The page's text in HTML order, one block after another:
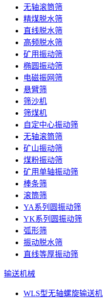
无轴滚筒筛
精煤脱水筛
直线脱水筛
高频脱水筛
矿用振动筛
椭圆振动筛
电磁振网筛
悬臂筛
筛沙机
筛煤机
自定中心振动筛
无轴滚筒筛
矿山振动筛
煤粉振动筛
矿用单轴振动筛
棒条筛
滚筒筛
YA系列圆振动筛
YK系列圆振动筛
弧形筛
振动脱水筛
直线等厚振动筛
输送机械
WLS型无轴螺旋输送机